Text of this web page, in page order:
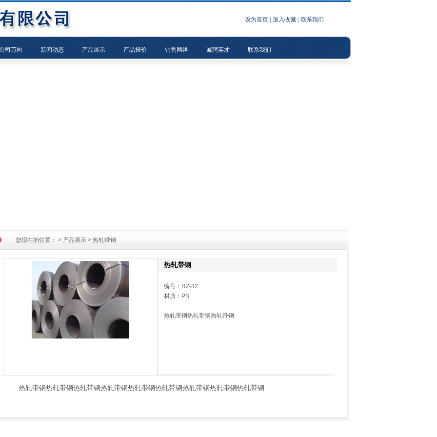
设为首页 加入收藏 联系我们
司万向 新闻动态 产品展示 产品报价 销售网络 诚聘英才 联系我们
您现在的位置： > 产品展示 > 热轧带钢
热轧带钢
编号：RZ-32
材质：PN
热轧带钢热轧带钢热轧带钢
热轧带钢热轧带钢热轧带钢热轧带钢热轧带钢热轧带钢热轧带钢热轧带钢热轧带钢